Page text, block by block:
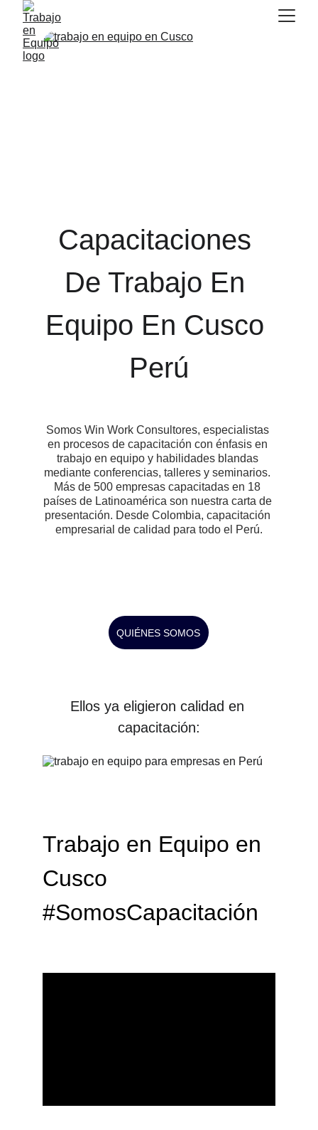
Capacitaciones
De Trabajo En
Equipo En Cusco
Perú
Somos Win Work Consultores, especialistas
en procesos de capacitación con énfasis en
trabajo en equipo y habilidades blandas
mediante conferencias, talleres y seminarios.
Más de 500 empresas capacitadas en 18
países de Latinoamérica son nuestra carta de
presentación. Desde Colombia, capacitación
empresarial de calidad para todo el Perú.
QUIÉNES SOMOS
Ellos ya eligieron calidad en
capacitación:
Trabajo en Equipo en
Cusco
#SomosCapacitación